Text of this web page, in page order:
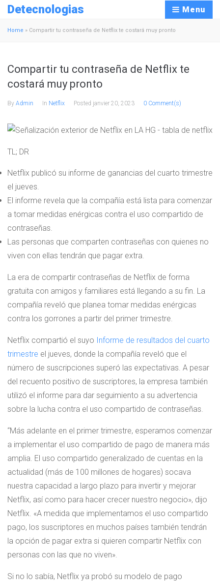
Detecnologias Menu
Home » Compartir tu contraseña de Netflix te costará muy pronto
Compartir tu contraseña de Netflix te
costará muy pronto
By Admin In Netflix Posted janvier 20, 2023 0 Comment(s)
TL; DR
Netflix publicó su informe de ganancias del cuarto trimestre
el jueves.
El informe revela que la compañía está lista para comenzar
a tomar medidas enérgicas contra el uso compartido de
contraseñas.
Las personas que comparten contraseñas con quienes no
viven con ellas tendrán que pagar extra.
La era de compartir contraseñas de Netflix de forma
gratuita con amigos y familiares está llegando a su fin. La
compañía reveló que planea tomar medidas enérgicas
contra los gorrones a partir del primer trimestre.
Netflix compartió el suyo Informe de resultados del cuarto
trimestre el jueves, donde la compañía reveló que el
número de suscripciones superó las expectativas. A pesar
del recuento positivo de suscriptores, la empresa también
utilizó el informe para dar seguimiento a su advertencia
sobre la lucha contra el uso compartido de contraseñas.
“Más adelante en el primer trimestre, esperamos comenzar
a implementar el uso compartido de pago de manera más
amplia. El uso compartido generalizado de cuentas en la
actualidad (más de 100 millones de hogares) socava
nuestra capacidad a largo plazo para invertir y mejorar
Netflix, así como para hacer crecer nuestro negocio», dijo
Netflix. «A medida que implementamos el uso compartido
pago, los suscriptores en muchos países también tendrán
la opción de pagar extra si quieren compartir Netflix con
personas con las que no viven».
Si no lo sabía, Netflix ya probó su modelo de pago